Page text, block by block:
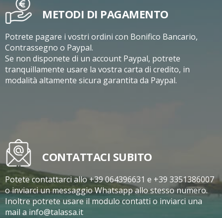
METODI DI PAGAMENTO
Potrete pagare i vostri ordini con Bonifico Bancario,
Contrassegno o Paypal.
Se non disponete di un account Paypal, potrete
tranquillamente usare la vostra carta di credito, in
modalità altamente sicura garantita da Paypal.
CONTATTACI SUBITO
Potete contattarci allo +39 064396631 e +39 3351386007
o inviarci un messaggio Whatsapp allo stesso numero.
Inoltre potrete usare il modulo contatti o inviarci una
mail a info@talassa.it